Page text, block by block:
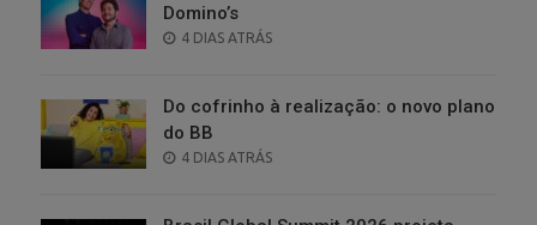
Domino’s
POSTED
4 DIAS ATRÁS
Do cofrinho à realização: o novo plano
do BB
POSTED
4 DIAS ATRÁS